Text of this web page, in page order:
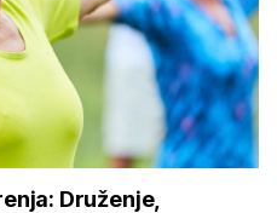
Druženje,